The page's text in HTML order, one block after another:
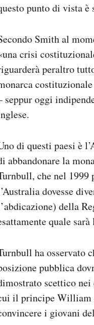
punto di vista è
Smith al
crisi
peraltro
seppur oggi
di questi paesi è
abbandonare la
che nel 1999
dovesse
della
quale
ha osservato
pubblica
scettico
il principe William
i giovani